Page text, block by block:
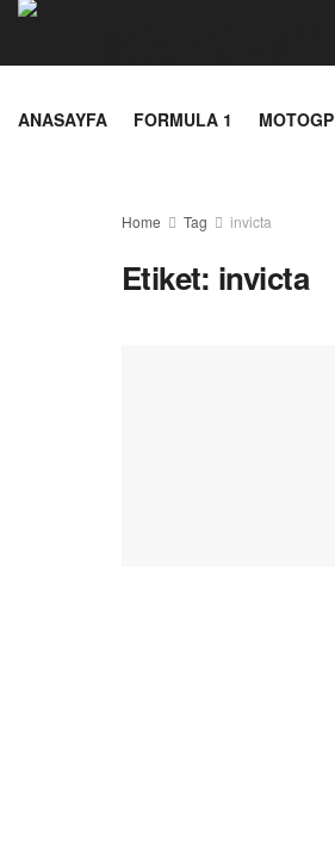
ANASAYFA FORMULA 1 MOTOGP
Home Tag invicta
Etiket: invicta